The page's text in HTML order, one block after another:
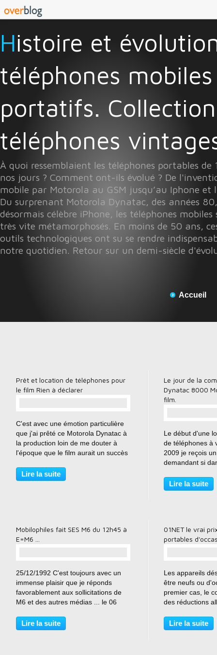
Histoire et évolution des
téléphones mobiles
portatifs.
téléphones
À quoi ressemblaient les téléphones portables de
nos jours ? Comment ont-ils évolué ? De
mobile par Motorola au GSM jusqu’au Iphone et
Du surprenant Motorola Dynatac, des années
désormais célèbre iPhone, les téléphones mobiles
très vite métamorphosés. En moins de 50 ans,
outils technologiques ont su se rendre
notre quotidien. Retour sur un demi-siècle
Accueil
Prêt et location de téléphones pour
le film Rien à déclarer
C'est avec une émotion particulière
que j'ai prêté ce Motorola Dynatac à
la production loin de me douter à
l'époque que le film aurait un succès
Merci à toute l'équipe du film pour le
petit cadeau ;o) 1er janvier...
Lire la suite
Le jour de la
Dynatac 8000
film.
Le début d'une
de téléphones à
2009 je reçois
demandant si
besoins d’un
14 septembre
Lire la suite
Mobilophiles fait SES M6 du 12h45 à
E=M6 ...
25/12/1992 C'est toujours avec un
immense plaisir que je réponds
favorablement aux sollicitations de
M6 et des autres médias ... le 06
19H45 Mobilophiles fait l'intro du
sujet du journal du soir sur M6 dans
Lire la suite
01NET le vrai
portables
Les appareils
être neufs ou
premier cas, le
des réductions
rédaction de
pour participer à
Lire la suite